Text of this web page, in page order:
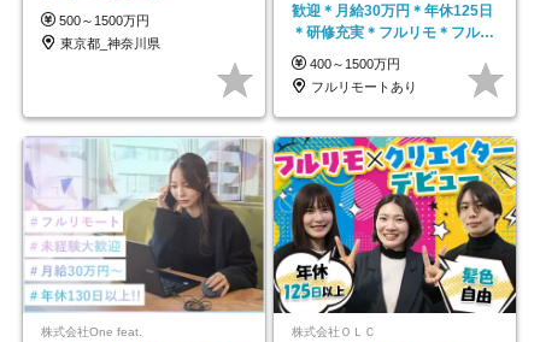
500～1500万円
東京都_神奈川県
歓迎＊月給30万円＊年休125日
＊研修充実＊フルリモ＊フルフ
レックス＊
400～1500万円
フルリモートあり
株式会社One feat. 株式会社ＯＬＣ